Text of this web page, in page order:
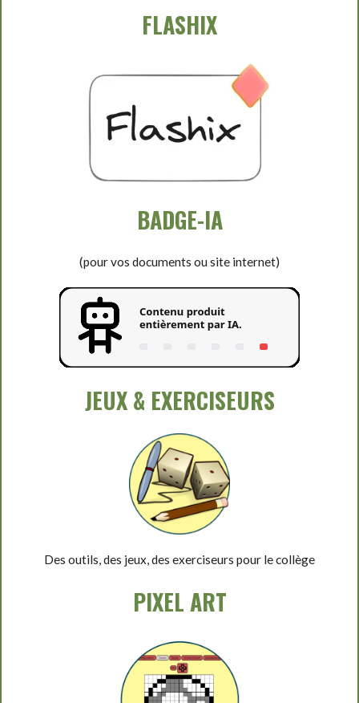
FLASHIX
BADGE-IA
(pour vos documents ou site internet)
JEUX & EXERCISEURS
Des outils, des jeux, des exerciseurs pour le collège
PIXEL ART